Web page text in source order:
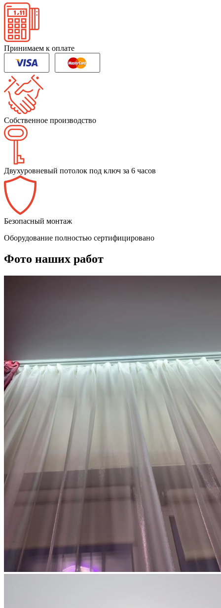
Принимаем к оплате
Собственное производство
Двухуровневый потолок под ключ за 6 часов
Безопасный монтаж
Оборудование полностью сертифицировано
Фото наших работ